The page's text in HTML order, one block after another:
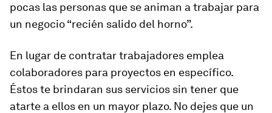
pocas las personas que se animan a trabajar para
un negocio “recién salido del horno”.
En lugar de contratar trabajadores emplea
colaboradores para proyectos en específico.
Éstos te brindaran sus servicios sin tener que
atarte a ellos en un mayor plazo. No dejes que un